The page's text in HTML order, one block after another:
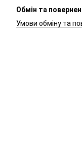
Обмін та
Умови обміну та